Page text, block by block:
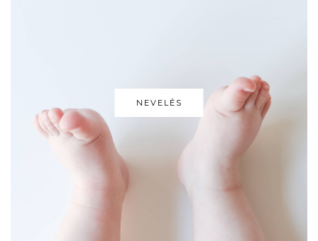
NEVELÉS